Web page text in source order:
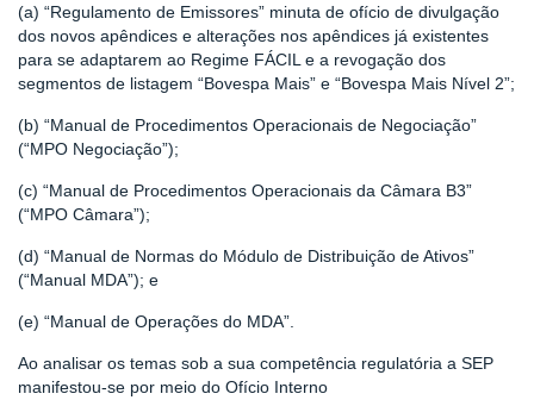
(a) “Regulamento de Emissores” minuta de ofício de divulgação
dos novos apêndices e alterações nos apêndices já existentes
para se adaptarem ao Regime FÁCIL e a revogação dos
segmentos de listagem “Bovespa Mais” e “Bovespa Mais Nível 2”;
(b) “Manual de Procedimentos Operacionais de Negociação”
(“MPO Negociação”);
(c) “Manual de Procedimentos Operacionais da Câmara B3”
(“MPO Câmara”);
(d) “Manual de Normas do Módulo de Distribuição de Ativos”
(“Manual MDA”); e
(e) “Manual de Operações do MDA”.
Ao analisar os temas sob a sua competência regulatória a SEP
manifestou-se por meio do Ofício Interno